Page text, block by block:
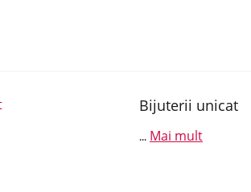
Bijuterii unicat
... Mai mult